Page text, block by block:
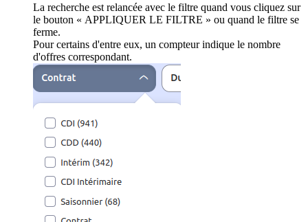
La recherche est relancée avec le filtre quand vous cliquez sur
le bouton « APPLIQUER LE FILTRE » ou quand le filtre se
ferme.
Pour certains d'entre eux, un compteur indique le nombre
d'offres correspondant.